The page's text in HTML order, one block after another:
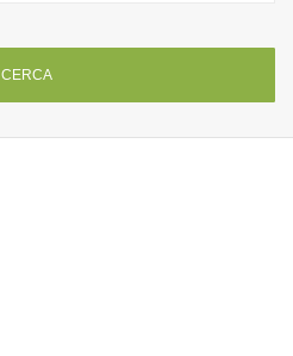
CERCA